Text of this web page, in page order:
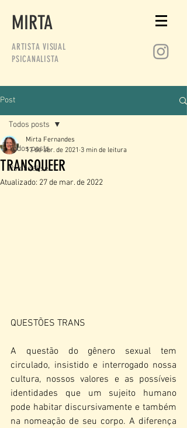
MIRTA
ARTISTA VISUAL
PSICANALISTA
Post
Todos posts
Psicanálise
Todos posts
TRANSQUEER
Mirta Fernandes
17 de abr. de 2021 3 min de leitura
Atualizado: 27 de mar. de 2022
QUESTÕES TRANS
A questão do gênero sexual tem
circulado, insistido e interrogado nossa
cultura, nossos valores e as possíveis
identidades que um sujeito humano
pode habitar discursivamente e também
na nomeação de seu corpo. A diferença